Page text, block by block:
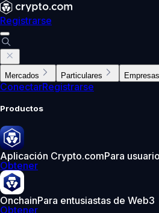
Registrarse
Mercados Particulares Empresas
ConectarRegistrarse
Productos
Aplicación Crypto.comPara
Obtener
OnchainPara entusiastas de Web3
Obtener